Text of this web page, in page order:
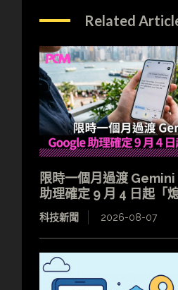
Related
限時一個月過渡
助理確定 9 月 4 日起「熄
科技新聞 2026-08-07